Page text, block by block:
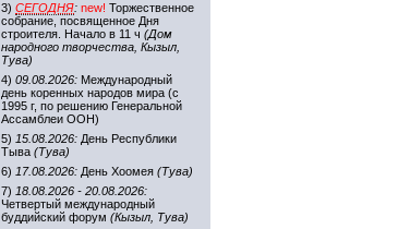
3) СЕГОДНЯ: new! Торжественное
собрание, посвященное Дня
строителя. Начало в 11 ч (Дом
народного творчества, Кызыл,
Тува)
4) 09.08.2026: Международный
день коренных народов мира (с
1995 г, по решению Генеральной
Ассамблеи ООН)
5) 15.08.2026: День Республики
Тыва (Тува)
6) 17.08.2026: День Хоомея (Тува)
7) 18.08.2026 - 20.08.2026:
Четвертый международный
буддийский форум (Кызыл, Тува)